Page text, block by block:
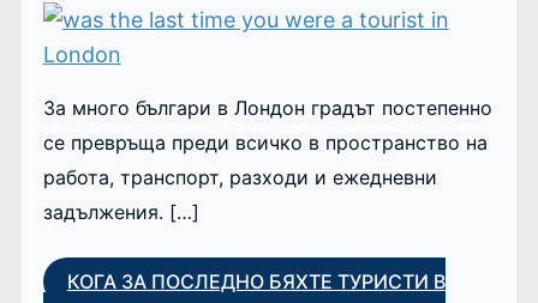
За много българи в Лондон градът постепенно
се превръща преди всичко в пространство на
работа, транспорт, разходи и ежедневни
задължения. […]
КОГА ЗА ПОСЛЕДНО БЯХТЕ ТУРИСТИ В